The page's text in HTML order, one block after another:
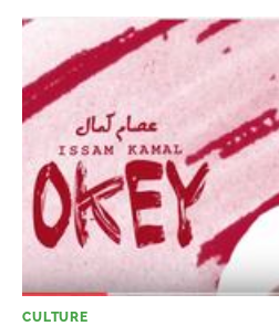
CULTURE